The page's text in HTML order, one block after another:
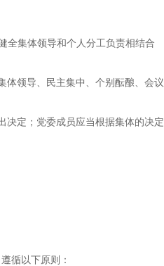
全集体领导和个人分工负责相结合
体领导、民主集中、个别酝酿、会议
决定；党委成员应当根据集体的决定
循以下原则：